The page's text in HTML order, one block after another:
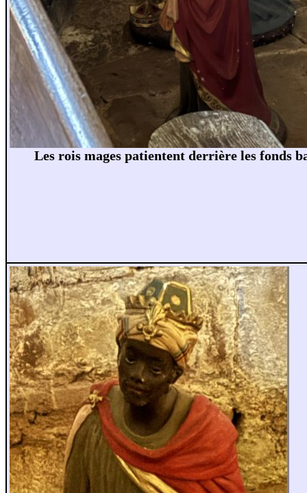
Les rois mages patientent derrière les fonds